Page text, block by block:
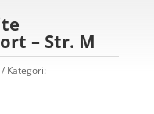
– Str. M
Kategori: